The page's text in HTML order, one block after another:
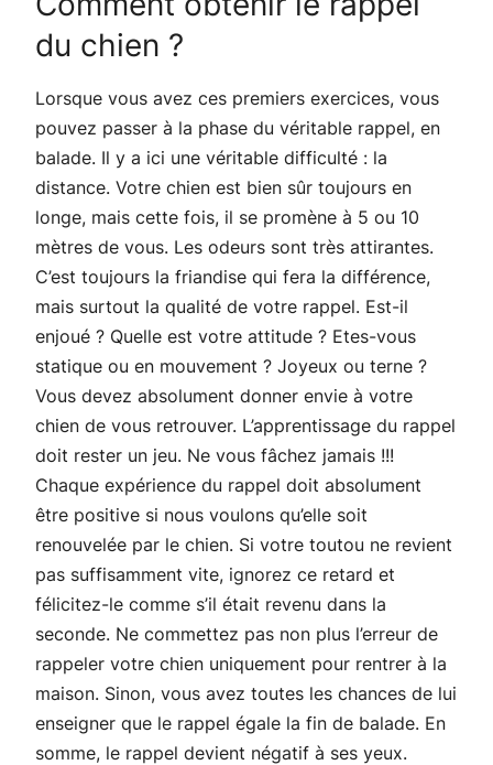
du chien ?
Lorsque vous avez ces premiers exercices, vous
pouvez passer à la phase du véritable rappel, en
balade. Il y a ici une véritable difficulté : la
distance. Votre chien est bien sûr toujours en
longe, mais cette fois, il se promène à 5 ou 10
mètres de vous. Les odeurs sont très attirantes.
C’est toujours la friandise qui fera la différence,
mais surtout la qualité de votre rappel. Est-il
enjoué ? Quelle est votre attitude ? Etes-vous
statique ou en mouvement ? Joyeux ou terne ?
Vous devez absolument donner envie à votre
chien de vous retrouver. L’apprentissage du rappel
doit rester un jeu. Ne vous fâchez jamais !!!
Chaque expérience du rappel doit absolument
être positive si nous voulons qu’elle soit
renouvelée par le chien. Si votre toutou ne revient
pas suffisamment vite, ignorez ce retard et
félicitez-le comme s’il était revenu dans la
seconde. Ne commettez pas non plus l’erreur de
rappeler votre chien uniquement pour rentrer à la
maison. Sinon, vous avez toutes les chances de lui
enseigner que le rappel égale la fin de balade. En
somme, le rappel devient négatif à ses yeux.